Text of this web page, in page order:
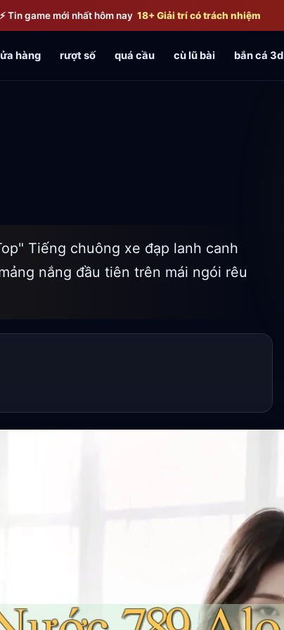
⚡ Tin game mới nhất hôm nay 18+ Giải trí có trách nhiệm
hàng rượt số quá cầu cù lũ bài bắn cá 3d
Tiếng chuông xe đạp lanh canh
nắng đầu tiên trên mái ngói rêu